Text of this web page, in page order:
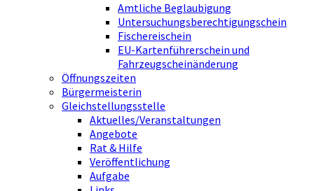
Amtliche Beglaubigung
Untersuchungsberechtigungschein
Fischereischein
EU-Kartenführerschein und
Fahrzeugscheinänderung
Öffnungszeiten
Bürgermeisterin
Gleichstellungsstelle
Aktuelles/Veranstaltungen
Angebote
Rat & Hilfe
Veröffentlichung
Aufgabe